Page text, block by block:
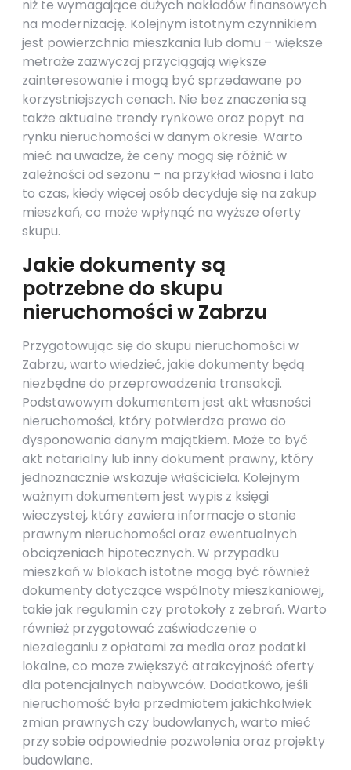
niż te wymagające dużych nakładów finansowych
na modernizację. Kolejnym istotnym czynnikiem
jest powierzchnia mieszkania lub domu – większe
metraże zazwyczaj przyciągają większe
zainteresowanie i mogą być sprzedawane po
korzystniejszych cenach. Nie bez znaczenia są
także aktualne trendy rynkowe oraz popyt na
rynku nieruchomości w danym okresie. Warto
mieć na uwadze, że ceny mogą się różnić w
zależności od sezonu – na przykład wiosna i lato
to czas, kiedy więcej osób decyduje się na zakup
mieszkań, co może wpłynąć na wyższe oferty
skupu.
Jakie dokumenty są
potrzebne do skupu
nieruchomości w Zabrzu
Przygotowując się do skupu nieruchomości w
Zabrzu, warto wiedzieć, jakie dokumenty będą
niezbędne do przeprowadzenia transakcji.
Podstawowym dokumentem jest akt własności
nieruchomości, który potwierdza prawo do
dysponowania danym majątkiem. Może to być
akt notarialny lub inny dokument prawny, który
jednoznacznie wskazuje właściciela. Kolejnym
ważnym dokumentem jest wypis z księgi
wieczystej, który zawiera informacje o stanie
prawnym nieruchomości oraz ewentualnych
obciążeniach hipotecznych. W przypadku
mieszkań w blokach istotne mogą być również
dokumenty dotyczące wspólnoty mieszkaniowej,
takie jak regulamin czy protokoły z zebrań. Warto
również przygotować zaświadczenie o
niezaleganiu z opłatami za media oraz podatki
lokalne, co może zwiększyć atrakcyjność oferty
dla potencjalnych nabywców. Dodatkowo, jeśli
nieruchomość była przedmiotem jakichkolwiek
zmian prawnych czy budowlanych, warto mieć
przy sobie odpowiednie pozwolenia oraz projekty
budowlane.